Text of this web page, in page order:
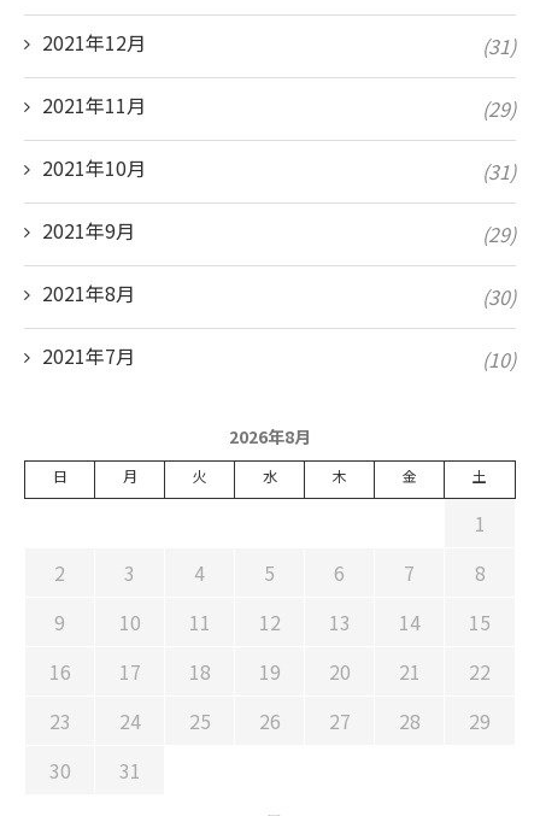
2021年12月 (31)
2021年11月 (29)
2021年10月 (31)
2021年9月 (29)
2021年8月 (30)
2021年7月 (10)
2026年8月
日 月 火 水 木 金 土
1
2
3 4 5 6 7
8
9
10 11 12 13 14
15
16
17 18 19 20 21
22
23
24 25 26 27 28
29
30
31